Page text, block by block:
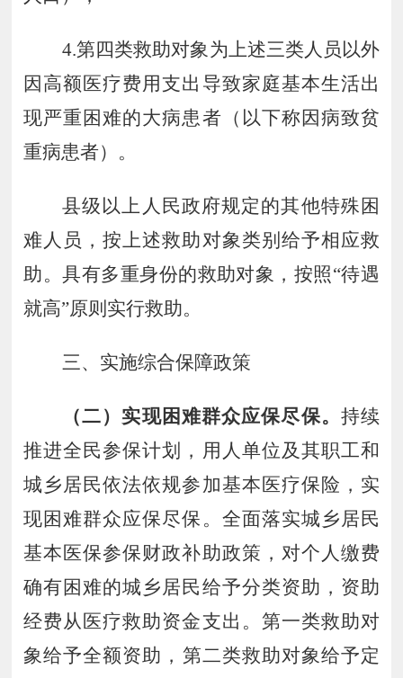
4.第四类救助对象为上述三类人员以外
因高额医疗费用支出导致家庭基本生活出
现严重困难的大病患者（以下称因病致贫
重病患者）。
县级以上人民政府规定的其他特殊困
难人员，按上述救助对象类别给予相应救
助。具有多重身份的救助对象，按照“待遇
就高”原则实行救助。
三、实施综合保障政策
（二）实现困难群众应保尽保。 持续
推进全民参保计划，用人单位及其职工和
城乡居民依法依规参加基本医疗保险，实
现困难群众应保尽保。全面落实城乡居民
基本医保参保财政补助政策，对个人缴费
确有困难的城乡居民给予分类资助，资助
经费从医疗救助资金支出。第一类救助对
象给予全额资助 ， 第二类救助对象给予定